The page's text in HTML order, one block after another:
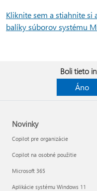
Kliknite sem a stiahnite si
balíky súborov systému
Boli tieto
Áno
Novinky
Copilot pre organizácie
Copilot na osobné použitie
Microsoft 365
Aplikácie systému Windows 11